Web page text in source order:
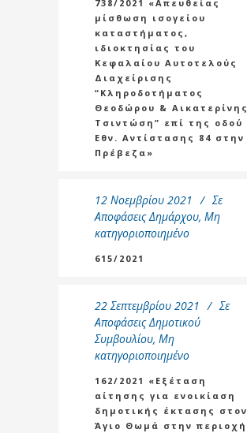
738/2021 «Απευθείας
μίσθωση ισογείου
καταστήματος,
ιδιοκτησίας του
Κεφαλαίου Αυτοτελούς
Διαχείρισης
“Κληροδοτήματος
Θεοδώρου & Αικατερίνης
Τσιντώση” επί της οδού
Εθν. Αντίστασης 84 στην
Πρέβεζα»
12 Νοεμβρίου 2021
Σε
Αποφάσεις Δημάρχου, Μη
κατηγοριοποιημένο
615/2021
22 Σεπτεμβρίου 2021
Σε
Αποφάσεις Δημοτικού
Συμβουλίου, Μη
κατηγοριοποιημένο
162/2021 «Εξέταση
αίτησης για ενοικίαση
δημοτικής έκτασης στον
Άγιο Θωμά στην περιοχή